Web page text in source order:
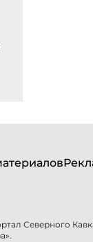
Северного